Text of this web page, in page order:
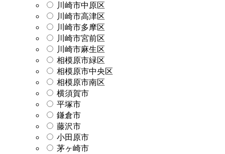
川崎市中原区
川崎市高津区
川崎市多摩区
川崎市宮前区
川崎市麻生区
相模原市緑区
相模原市中央区
相模原市南区
横須賀市
平塚市
鎌倉市
藤沢市
小田原市
茅ヶ崎市